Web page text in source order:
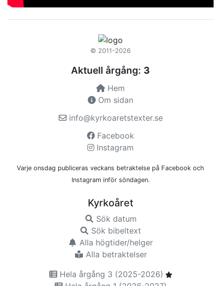
© 2011-2026
Aktuell årgång: 3
Hem
Om sidan
info@kyrkoaretstexter.se
Facebook
Instagram
Varje onsdag publiceras veckans betraktelse på Facebook och
Instagram inför söndagen.
Kyrkoåret
Sök datum
Sök bibeltext
Alla högtider/helger
Alla betraktelser
Hela årgång 3 (2025-2026)